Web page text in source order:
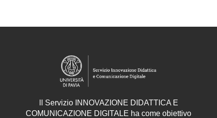
Servizio INNOVAZIONE DIDATTICA E
COMUNICAZIONE DIGITALE ha come obiettivo